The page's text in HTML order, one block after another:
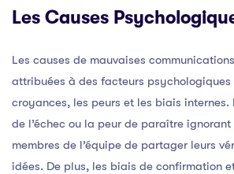
Les Causes
Les causes de mauvaises
attribuées à des facteurs psychologiques
croyances, les peurs et les biais internes.
de l’échec ou la peur de paraître
membres de l’équipe de partager leurs
idées. De plus, les biais de confirmation